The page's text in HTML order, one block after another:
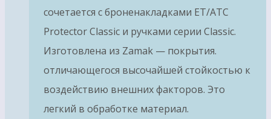
сочетается с броненакладками ET/ATC
Protector Classic и ручками серии Classic.
Изготовлена из Zamak — покрытия.
отличающегося высочайшей стойкостью к
воздействию внешних факторов. Это
легкий в обработке материал.